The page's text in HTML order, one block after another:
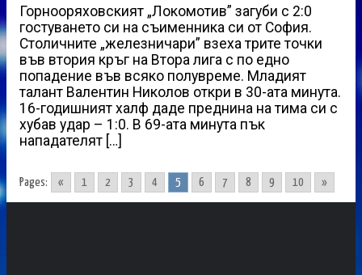
Горнооряховският „Локомотив” загуби с 2:0
гостуването си на съименника си от София.
Столичните „железничари” взеха трите точки
във втория кръг на Втора лига с по едно
попадение във всяко полувреме. Младият
талант Валентин Николов откри в 30-ата минута.
16-годишният халф даде преднина на тима си с
хубав удар – 1:0. В 69-ата минута пък
нападателят […]
Pages: « 1 2 3 4 5 6 7 8 9 10 »